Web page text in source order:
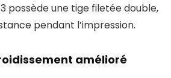
3 possède une tige filetée double,
pendant l’impression.
amélioré